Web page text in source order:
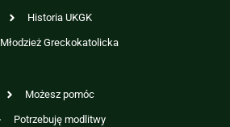
Historia UKGK
Młodzież Greckokatolicka
Możesz pomóc
Potrzebuję modlitwy